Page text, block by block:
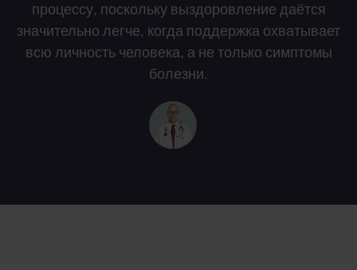
процессу, поскольку выздоровление даётся
значительно легче, когда поддержка охватывает
всю личность человека, а не только симптомы
болезни.